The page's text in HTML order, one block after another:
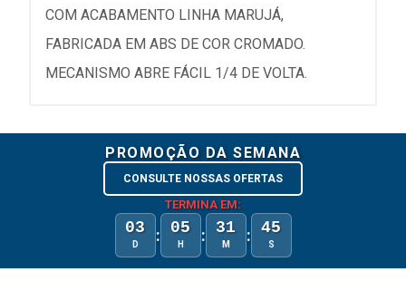
COM ACABAMENTO LINHA MARUJÁ,
FABRICADA EM ABS DE COR CROMADO.
MECANISMO ABRE FÁCIL 1/4 DE VOLTA.
PROMOÇÃO DA SEMANA
CONSULTE NOSSAS OFERTAS
TERMINA EM:
03
D : 05
H : 31
M : 45
S